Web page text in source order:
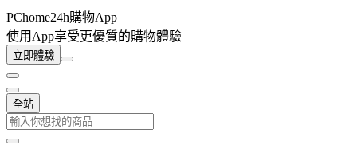
PChome24h購物App
使用App享受更優質的購物體驗
立即體驗
全站